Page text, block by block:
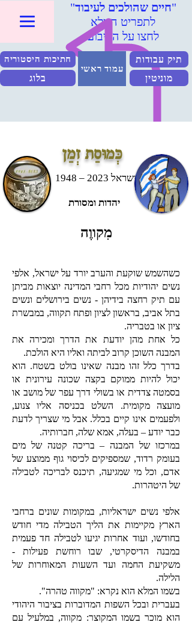
"חיים שהולכים לעיבוד"
לתפריט המלא
לחצו על הריבוע
חתיכות היסטוריה
בלוג
עמוד ראשי
תיק עבודות
מוניטין
כְּמוּסַת זְמַן
ישראל 2023 – 1948
יהדות ומסורת
מִקווֶה
כשהשמש שוקעת והערב יורד על ישראל, אלפי
נשים יהודיות מכל רחבי המדינה יוצאות מביתן
עם תיק רחצה בידיהן - נשים בירושלים ונשים
בתל אביב, בראשון לציון ופתח תקווה, במבשרת
ציון או בטבריה.
כל אחת מהן יודעת את הדרך ומכירה את
המבנה השוכן קרוב לביתה ואליו היא הולכת.
בדרך כלל זהו מבנה שאינו בולט בשטח. הוא
יכול להיות ממוקם בקצה שכונה עירונית או
בסמטה צדדית או בשולי דרך עפר של מושב או
מועצה מקומית. השלט בכניסה אליו צנוע,
ולפעמים אינו קיים בכלל. אבל מי שצריך לדעת
כבר יודע – בעלה, אמא שלה, חברותיה.
במרכזו של המבנה – בריכה קטנה של מים
בעומק רדוד, שמספיקים לכיסוי גוף ממוצע של
אדם, וכל מי שמגיעה, תיכנס לבריכה לטבילה
של היטהרות.
אלפי נשים ישראליות, במקומות שונים ברחבי
הארץ מקיימות את הליך הטבילה מדי חודש
בחודשו, ועוד אחרות יגיעו לטבילה חד פעמית
במבנה הדיסקרטי, שבו רוחשת פעילות -
משקיעת החמה ועד השעות המאוחרות של
הלילה.
בשמו המלא הוא נקרא: "מקווה טהרה".
בעברית ובכל השפות המדוברות בציבור היהודי
הוא מוכר בשמו המקוצר: מקווה, במלעיל עם